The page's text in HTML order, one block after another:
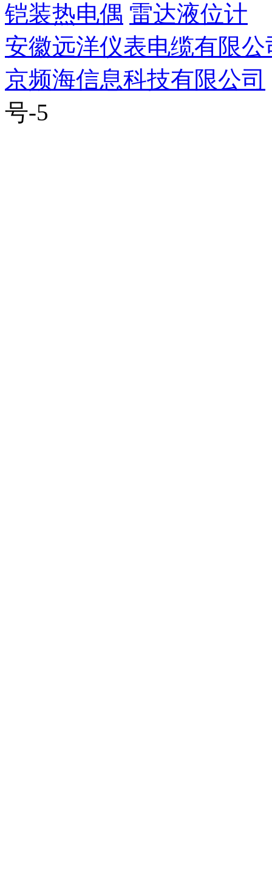
铠装热电偶 雷达液位计
安徽远洋仪表电缆有限公
京频海信息科技有限公司
号-5